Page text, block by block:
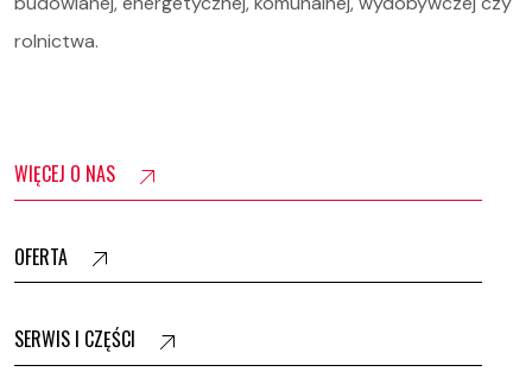
rolnictwa.
WIĘCEJ O NAS
OFERTA
SERWIS I CZĘŚCI